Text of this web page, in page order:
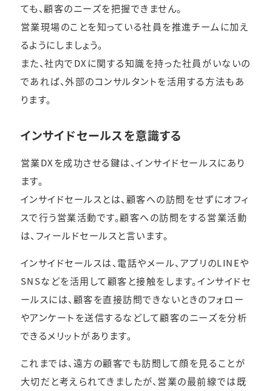
ても、顧客のニーズを把握できません。
営業現場のことを知っている社員を推進チームに加え
るようにしましょう。
また、社内でDXに関する知識を持った社員がいないの
であれば、外部のコンサルタントを活用する方法もあ
ります。
インサイドセールスを意識する
営業DXを成功させる鍵は、インサイドセールスにあり
ます。
インサイドセールスとは、顧客への訪問をせずにオフィ
スで行う営業活動です。顧客への訪問をする営業活動
は、フィールドセールスと言います。
インサイドセールスは、電話やメール、アプリのLINEや
SNSなどを活用して顧客と接触をします。インサイドセ
ールスには、顧客を直接訪問できないときのフォロー
やアンケートを送信するなどして顧客のニーズを分析
できるメリットがあります。
これまでは、遠方の顧客でも訪問して顔を見ることが
大切だと考えられてきましたが、営業の最前線では既